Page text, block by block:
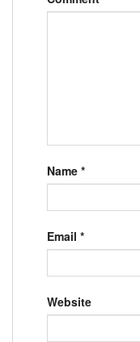
Name *
Email *
Website